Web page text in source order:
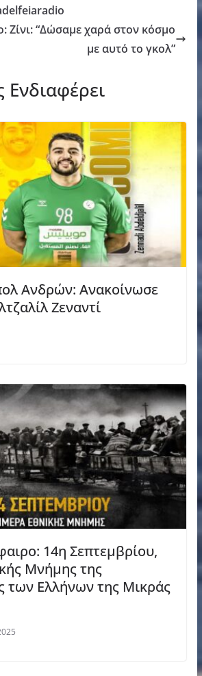
Ζίνι: “Δώσαμε χαρά στον κόσμο
με αυτό το γκολ”
Ενδιαφέρει
Ανδρών: Ανακοίνωσε
Ζεναντί
14η Σεπτεμβρίου,
Μνήμης της
των Ελλήνων της Μικράς